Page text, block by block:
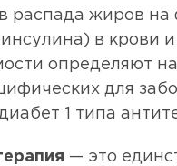
распада жиров на
в крови
определяют
для
1 типа
— это